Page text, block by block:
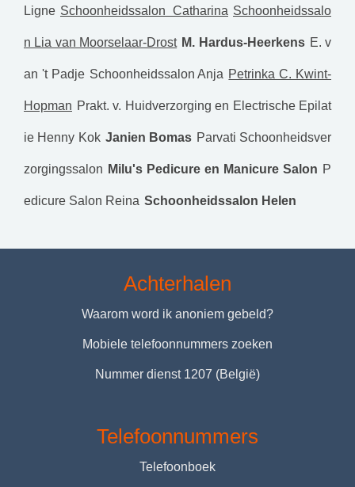
Ligne Schoonheidssalon Catharina Schoonheidssalo
n Lia van Moorselaar-Drost M. Hardus-Heerkens E. v
an 't Padje Schoonheidssalon Anja Petrinka C. Kwint-
Hopman Prakt. v. Huidverzorging en Electrische Epilat
ie Henny Kok Janien Bomas Parvati Schoonheidsver
zorgingssalon Milu's Pedicure en Manicure Salon P
edicure Salon Reina Schoonheidssalon Helen
Achterhalen
Waarom word ik anoniem gebeld?
Mobiele telefoonnummers zoeken
Nummer dienst 1207 (België)
Telefoonnummers
Telefoonboek